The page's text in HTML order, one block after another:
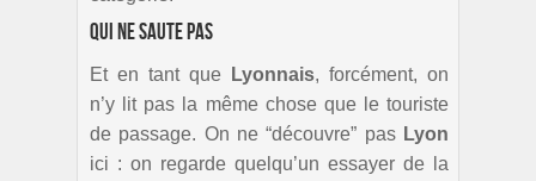
Qui ne saute pas
Et en tant que Lyonnais, forcément, on
n’y lit pas la même chose que le touriste
de passage. On ne “découvre” pas Lyon
ici : on regarde quelqu’un essayer de la